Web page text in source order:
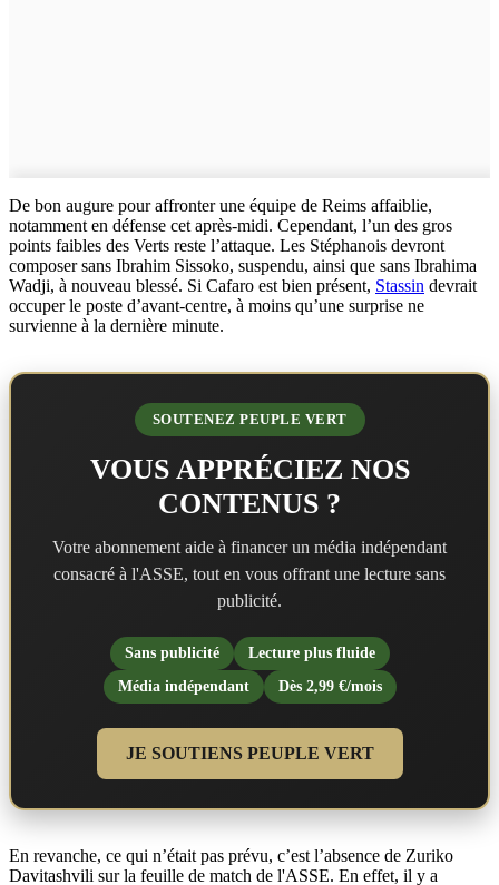
De bon augure pour affronter une équipe de Reims affaiblie,
notamment en défense cet après-midi. Cependant, l’un des gros
points faibles des Verts reste l’attaque. Les Stéphanois devront
composer sans Ibrahim Sissoko, suspendu, ainsi que sans Ibrahima
Wadji, à nouveau blessé. Si Cafaro est bien présent, Stassin devrait
occuper le poste d’avant-centre, à moins qu’une surprise ne
survienne à la dernière minute.
SOUTENEZ PEUPLE VERT
VOUS APPRÉCIEZ NOS
CONTENUS ?
Votre abonnement aide à financer un média indépendant
consacré à l'ASSE, tout en vous offrant une lecture sans
publicité.
Sans publicité
Lecture plus fluide
Média indépendant
Dès 2,99 €/mois
JE SOUTIENS PEUPLE VERT
En revanche, ce qui n’était pas prévu, c’est l’absence de Zuriko
Davitashvili sur la feuille de match de l'ASSE. En effet, il y a